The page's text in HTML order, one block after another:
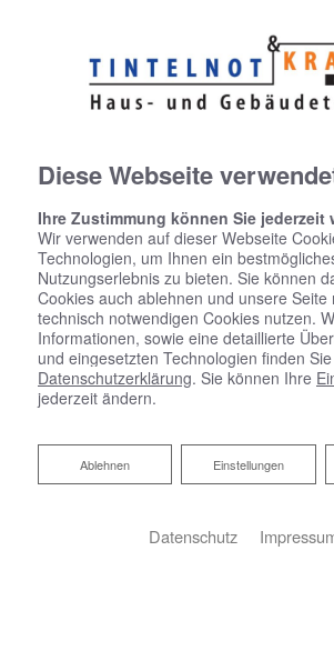
Diese Webseite
Ihre Zustimmung können Sie jederzeit
Wir verwenden auf dieser Webseite
Technologien, um Ihnen ein
Nutzungserlebnis zu bieten. Sie können
Cookies auch ablehnen und unsere Seite
technisch notwendigen Cookies nutzen.
Informationen, sowie eine detaillierte
und eingesetzten Technologien finden
Datenschutzerklärung. Sie können Ihre
jederzeit ändern.
Einstellungen
Ablehnen
Ablehnen
Datenschutz